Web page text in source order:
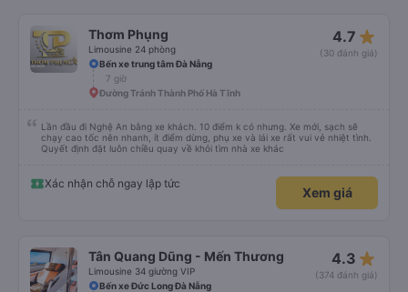
Thơm Phụng
Limousine 24 phòng
4.7 star_rate
(30 đánh giá)
Bến xe trung tâm Đà Nẵng
7 giờ
Đường Tránh Thành Phố Hà Tĩnh
Lần đầu đi Nghệ An bằng xe khách. 10 điểm k có nhưng. Xe mới, sạch sẽ
chạy cao tốc nên nhanh, ít điểm dừng, phụ xe và lái xe rất vui vẻ nhiệt tình.
Quyết định đặt luôn chiều quay về khỏi tìm nhà xe khác
Xác nhận chỗ ngay lập tức
Xem giá
Tân Quang Dũng - Mến Thương
Limousine 34 giường VIP
4.3 star_rate
(374 đánh giá)
Bến xe Đức Long Đà Nẵng